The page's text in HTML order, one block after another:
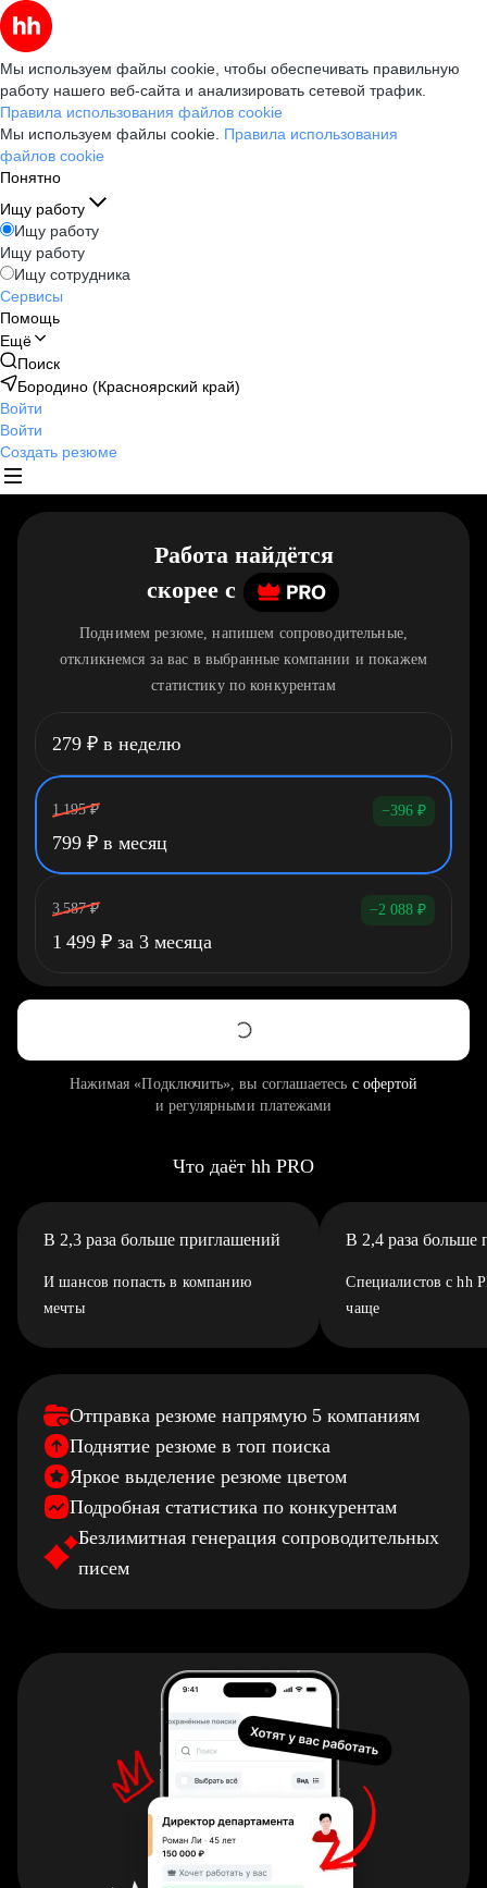
Мы используем файлы cookie, чтобы обеспечивать правильную
работу нашего веб-сайта и анализировать сетевой трафик.
Правила использования файлов cookie
Мы используем файлы cookie. Правила использования
файлов cookie
Понятно
Ищу работу
Ищу работу
Ищу работу
Ищу сотрудника
Сервисы
Помощь
Ещё
Поиск
Бородино (Красноярский край)
Войти
Войти
Создать резюме
Работа найдётся
скорее c
Поднимем резюме, напишем сопроводительные,
откликнемся за вас в выбранные компании и покажем
статистику по конкурентам
279 ₽ в неделю
1 195 ₽ −396 ₽
799 ₽ в месяц
3 587 ₽ −2 088 ₽
1 499 ₽ за 3 месяца
Нажимая «Подключить», вы соглашаетесь с офертой
и регулярными платежами
Что даёт hh PRO
В 2,3 раза больше приглашений
И шансов попасть в компанию
мечты
В 2,4 раза больше
Специалистов с hh
чаще
Отправка резюме напрямую 5 компаниям
Поднятие резюме в топ поиска
Яркое выделение резюме цветом
Подробная статистика по конкурентам
Безлимитная генерация сопроводительных
писем